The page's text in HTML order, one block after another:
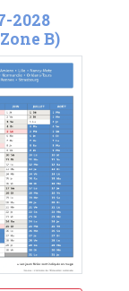
2028
B)